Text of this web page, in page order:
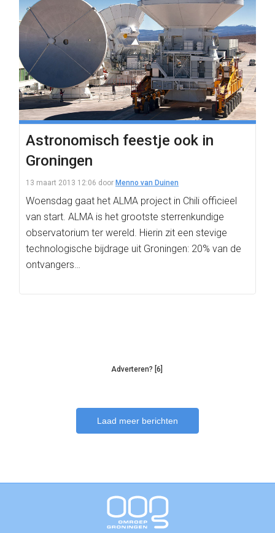
Astronomisch feestje ook in
Groningen
13 maart 2013 12:06 door Menno van Duinen
Woensdag gaat het ALMA project in Chili officieel
van start. ALMA is het grootste sterrenkundige
observatorium ter wereld. Hierin zit een stevige
technologische bijdrage uit Groningen: 20% van de
ontvangers…
Adverteren? [6]
Laad meer berichten